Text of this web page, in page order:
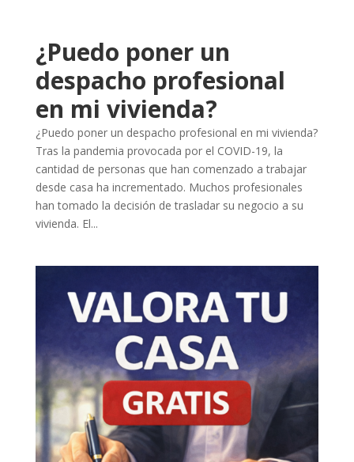
¿Puedo poner un
despacho profesional
en mi vivienda?
¿Puedo poner un despacho profesional en mi vivienda?
Tras la pandemia provocada por el COVID-19, la
cantidad de personas que han comenzado a trabajar
desde casa ha incrementado. Muchos profesionales
han tomado la decisión de trasladar su negocio a su
vivienda. El...